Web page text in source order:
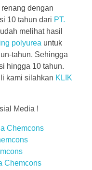
dengan
10 tahun dari PT.
melihat hasil
polyurea untuk
tahun. Sehingga
hingga 10 tahun.
kami silahkan KLIK
Media !
Chemcons
Chemcons